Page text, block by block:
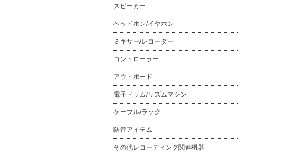
スピーカー
ヘッドホン/イヤホン
ミキサー/レコーダー
コントローラー
アウトボード
電子ドラム/リズムマシン
ケーブル/ラック
防音アイテム
その他レコーディング関連機器